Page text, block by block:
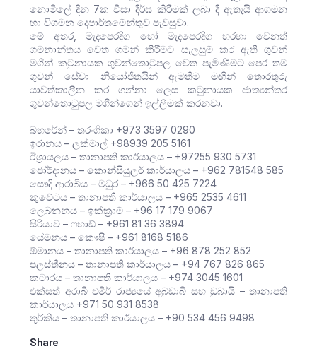
නොමිලේ දින 7ක වීසා දීර්ඝ කිරීමක් ලබා දී ඇතැයි ආගමන
හා විගමන දෙපාර්තමේන්තුව පැවසුවා.
මේ අතර, මැදපෙරදිග හෝ මැදපෙරදිග හරහා වෙනත්
ගමනාන්තය වෙත ගමන් කිරීමට සැලසුම් කර ඇති ගුවන්
මගීන් කටුනායක ගුවන්තොටුපල වෙත පැමිණීමට පෙර තම
ගුවන් සේවා නියෝජිතයින් ඇමතීම මඟින් තොරතුරු
යාවත්කාලීන කර ගන්නා ලෙස කටුනායක ජාත්‍යන්තර
ගුවන්තොටුපල මගීන්ගෙන් ඉල්ලීමක් කරනවා.
බහරේන් – තරංගිකා +973 3597 0290
ඉරානය – ලක්මාල් +98939 205 5161
ඊශ්‍රායලය – තානාපති කාර්යාලය – +97255 930 5731
ජෝර්දානය – කොන්සියුලර් කාර්යාලය – +962 781548 585
සෞදි ආරාබිය – මධුර – +966 50 425 7224
කුවේටය – තානාපති කාර්යාලය – +965 2535 4611
ලෙබනනය – ඉක්ක්‍රාම් – +96 17 179 9067
සිරියාව – ෆහාඩ් – +961 81 36 3894
යේමනය – කෞෂි – +961 8168 5186
ඕමානය – තානාපති කාර්යාලය – +96 878 252 852
පලස්තීනය – තානාපති කාර්යාලය – +94 767 826 865
කටාරය – තානාපති කාර්යාලය – +974 3045 1601
එක්සත් අරාබී එමීර් රාජ්‍යයේ අබුඩාබි සහ ඩුබායි – තානාපති
කාර්යාලය +971 50 931 8538
තුර්කිය – තානාපති කාර්යාලය – +90 534 456 9498
Share